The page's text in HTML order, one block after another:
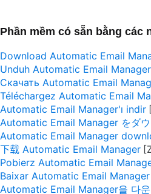
Phần mềm có sẵn bằng các
Download Automatic Email
Unduh Automatic Email Manager
Скачать Automatic Email
Téléchargez Automatic Email
Automatic Email Manager'ı indir
Automatic Email Manager をダ
Automatic Email Manager
下载 Automatic Email Manager
Pobierz Automatic Email
Baixar Automatic Email Manager
Automatic Email Manager을 다